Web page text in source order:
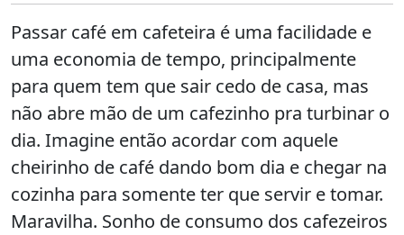
Passar café em cafeteira é uma facilidade e
uma economia de tempo, principalmente
para quem tem que sair cedo de casa, mas
não abre mão de um cafezinho pra turbinar o
dia. Imagine então acordar com aquele
cheirinho de café dando bom dia e chegar na
cozinha para somente ter que servir e tomar.
Maravilha. Sonho de consumo dos cafezeiros